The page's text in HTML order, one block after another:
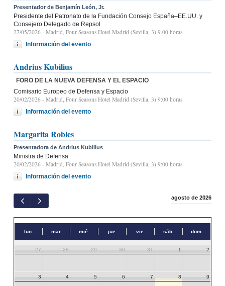
Presentador de Benjamín León, Jr.
Presidente del Patronato de la Fundación Consejo España–EE.UU. y
Consejero Delegado de Repsol
27/05/2026 - Madrid, Four Seasons Hotel Madrid (Sevilla, 3) 9.00 horas
Información del evento
Andrius Kubilius
FORO DE LA NUEVA DEFENSA Y EL ESPACIO
Comisario Europeo de Defensa y Espacio
20/02/2026 - Madrid, Four Seasons Hotel Madrid (Sevilla, 3) 9:00 horas
Información del evento
Margarita Robles
Presentadora de Andrius Kubilius
Ministra de Defensa
20/02/2026 - Madrid, Four Seasons Hotel Madrid (Sevilla, 3) 9:00 horas
Información del evento
agosto de 2026
lun. mar. mié. jue. vie. sáb. dom.
27 28 29 30 31 1 2
3 4 5 6 7 8 9